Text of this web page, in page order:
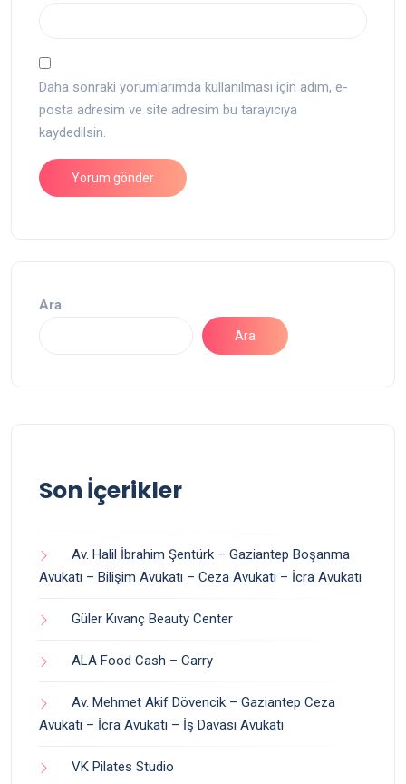
Daha sonraki yorumlarımda kullanılması için adım, e-
posta adresim ve site adresim bu tarayıcıya
kaydedilsin.
Ara
Ara
Son İçerikler
Av. Halil İbrahim Şentürk – Gaziantep Boşanma
Avukatı – Bilişim Avukatı – Ceza Avukatı – İcra Avukatı
Güler Kıvanç Beauty Center
ALA Food Cash – Carry
Av. Mehmet Akif Dövencik – Gaziantep Ceza
Avukatı – İcra Avukatı – İş Davası Avukatı
VK Pilates Studio